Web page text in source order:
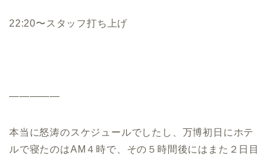
22:20〜スタッフ打ち上げ
—————
本当に怒涛のスケジュールでしたし、万博初日にホテ
ルで寝たのはAM４時で、その５時間後にはまた２日目